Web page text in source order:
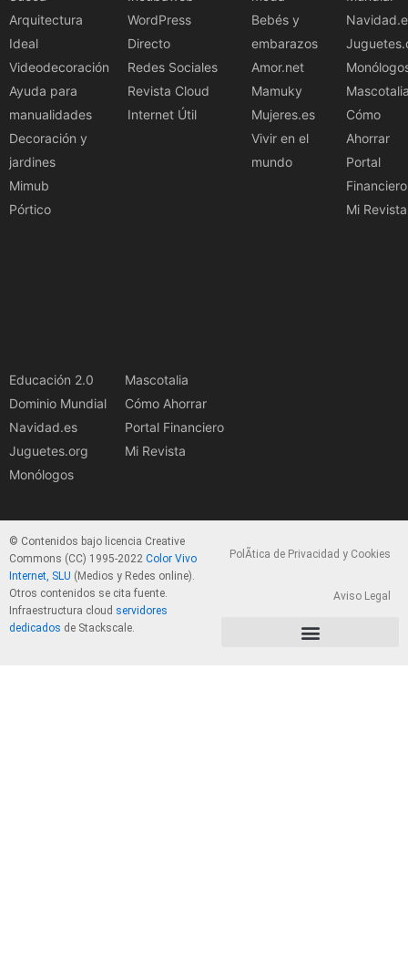
Arquitectura
Ideal
Videodecoración
Ayuda para
manualidades
Decoración y
jardines
Mimub
Pórtico
WordPress
Directo
Redes Sociales
Revista Cloud
Internet Útil
Bebés y
embarazos
Amor.net
Mamuky
Mujeres.es
Vivir en el
mundo
Cómo
Ahorrar
Portal
Financiero
Mi Revista
Educación 2.0
Dominio Mundial
Navidad.es
Juguetes.org
Monólogos
Mascotalia
Cómo Ahorrar
Portal Financiero
Mi Revista
© Contenidos bajo licencia Creative
Commons (CC) 1995-2022 Color Vivo
Internet, SLU (Medios y Redes online).
Otros contenidos se cita fuente.
Infraestructura cloud servidores
dedicados de Stackscale.
PolÃ­tica de Privacidad y Cookies
Aviso Legal